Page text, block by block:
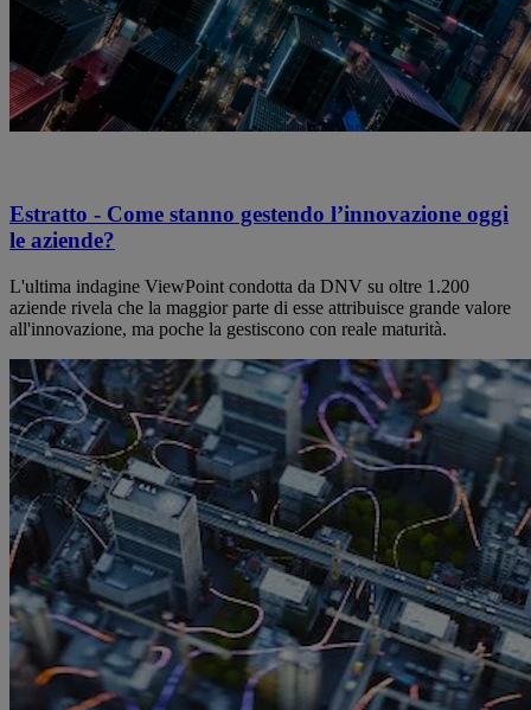
Estratto - Come stanno gestendo l’innovazione oggi
le aziende?
L'ultima indagine ViewPoint condotta da DNV su oltre 1.200
aziende rivela che la maggior parte di esse attribuisce grande valore
all'innovazione, ma poche la gestiscono con reale maturità.